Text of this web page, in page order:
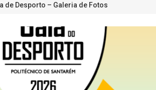
de Desporto – Galeria de Fotos